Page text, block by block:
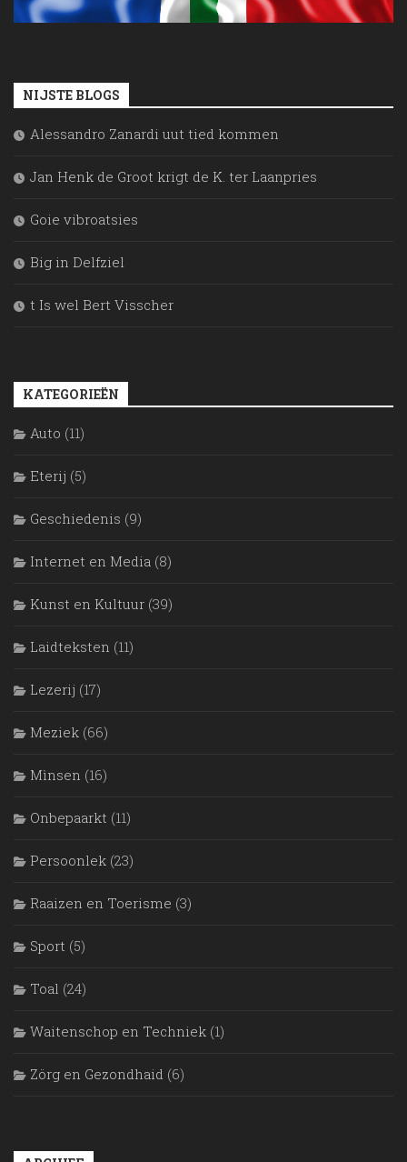
NIJSTE BLOGS
Alessandro Zanardi uut tied kommen
Jan Henk de Groot krigt de K. ter Laanpries
Goie vibroatsies
Big in Delfziel
t Is wel Bert Visscher
KATEGORIEËN
Auto (11)
Eterij (5)
Geschiedenis (9)
Internet en Media (8)
Kunst en Kultuur (39)
Laidteksten (11)
Lezerij (17)
Meziek (66)
Mìnsen (16)
Onbepaarkt (11)
Persoonlek (23)
Raaizen en Toerisme (3)
Sport (5)
Toal (24)
Waitenschop en Techniek (1)
Zörg en Gezondhaid (6)